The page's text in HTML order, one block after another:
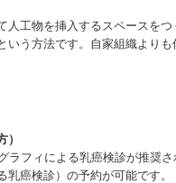
工物を挿入するスペースをつ
う方法です。自家組織よりも
）
ラフィによる乳癌検診が推奨さ
乳癌検診）の予約が可能です